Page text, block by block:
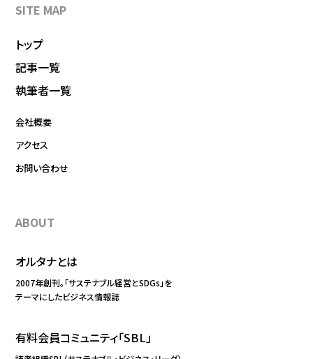
SITE MAP
トップ
記事一覧
執筆者一覧
会社概要
アクセス
お問い合わせ
ABOUT
オルタナとは
2007年創刊。「サステナブル経営とSDGs」を
テーマにしたビジネス情報誌
有料会員コミュニティ「SBL」